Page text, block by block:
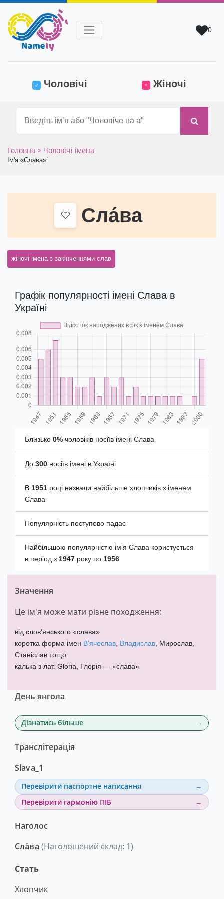
0
♂ Чоловічі ♀ Жіночі
Головна > Чоловічі імена
Ім'я «Слава»
Сла́ва
жіночі імена з закінченнями слав
Графік популярності імені Слава в
Україні
Близько 0% чоловіків носіїв імені Слава
До 300 носіїв імені в Україні
В 1951 році назвали найбільше хлопчиків з іменем
Слава
Популярність поступово падає
Найбільшою популярністю імʼя Слава користується
в період з 1947 року по 1956
Значення
Це ім'я може мати різне походження:
від слов'янського «слава»
коротка форма імен Вʼячеслав Владислав , Мирослав,
Станіслав тощо
калька з лат. Gloria, Глорія — «слава»
День янгола
Дізнатись більше
Транслітерація
Slava_1
Перевірити паспортне написання
Перевірити гармонію ПІБ
Наголос
Сла́ва (Наголошений склад: 1)
Стать
Хлопчик